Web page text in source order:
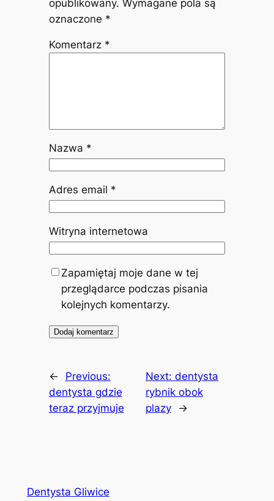
opublikowany. Wymagane pola są
oznaczone *
Komentarz *
Nazwa *
Adres email *
Witryna internetowa
Zapamiętaj moje dane w tej
przeglądarce podczas pisania
kolejnych komentarzy.
←
Previous:
dentysta gdzie
teraz przyjmuje
Next: dentysta
rybnik obok
plazy
→
Dentysta Gliwice